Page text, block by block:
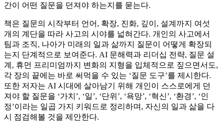
간이 어떤 질문을 던져야 하는지를 묻는다.
책은 질문의 시작부터 언어, 확장, 진화, 깊이, 설계까지 여섯
개의 계단을 따라 사고의 시야를 넓혀간다. 개인의 사고에서
팀과 조직, 나아가 미래의 일과 삶까지 질문이 어떻게 확장되
는지 단계적으로 보여준다. AI 문해력과 리더십 전략, 질문 설
계, 휴먼 프리미엄까지 변화의 지형을 입체적으로 짚으면서도,
각 장의 끝에는 바로 써먹을 수 있는 ‘질문 도구’를 제시한다.
또한 저자는 AI 시대에 살아남기 위해 개인이 스스로에게 던
져야 할 질문을 ‘가치’, ‘일’, ‘단위’, ‘욕망’, ‘혁신’, ‘환경’, ‘인
정’이라는 일곱 가지 키워드로 정리하며, 자신의 일과 삶을 다
시 점검해볼 것을 제안한다.